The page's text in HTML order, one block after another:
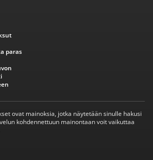
paras
ovat mainoksia, jotka näytetään sinulle hakusi
kohdennettuun mainontaan voit vaikuttaa